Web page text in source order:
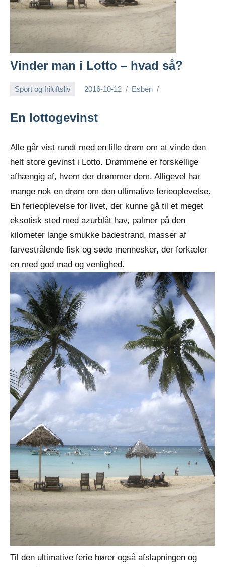
Vinder man i Lotto – hvad så?
Sport og friluftsliv 2016-10-12 Esben
En lottogevinst
Alle går vist rundt med en lille drøm om at vinde den
helt store gevinst i Lotto. Drømmene er forskellige
afhængig af, hvem der drømmer dem. Alligevel har
mange nok en drøm om den ultimative ferieoplevelse.
En ferieoplevelse for livet, der kunne gå til et meget
eksotisk sted med azurblåt hav, palmer på den
kilometer lange smukke badestrand, masser af
farvestrålende fisk og søde mennesker, der forkæler
en med god mad og venlighed.
Til den ultimative ferie hører også afslapningen og